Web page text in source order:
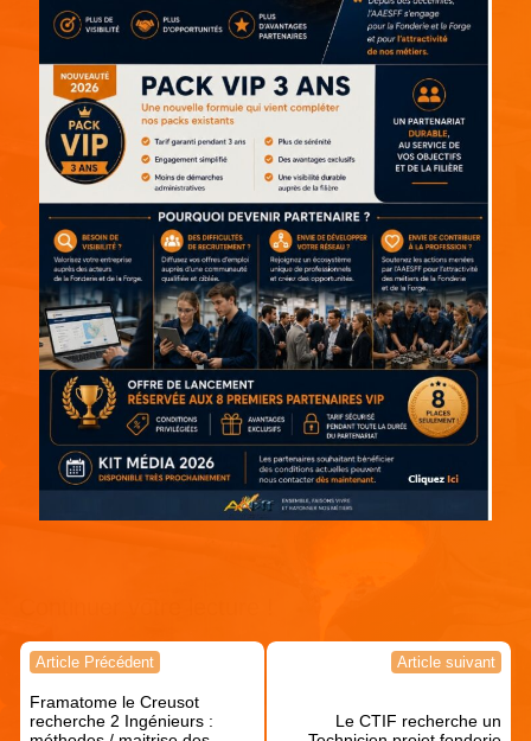
Navigation
l’article
Article Précédent
Framatome le Creusot
recherche 2 Ingénieurs :
Article suivant
Le CTIF recherche un